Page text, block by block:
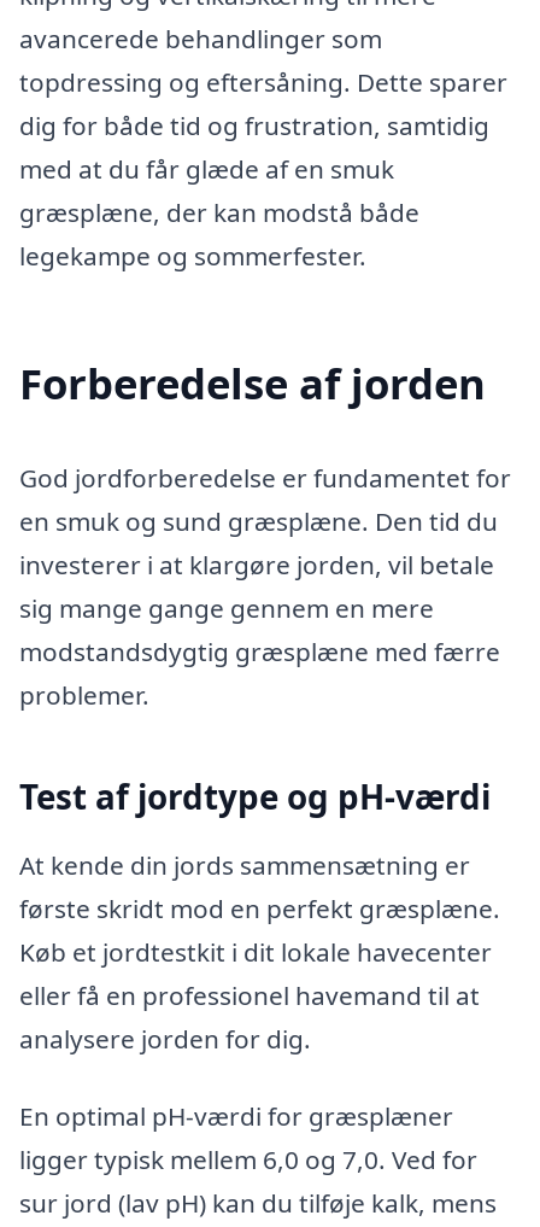
avancerede behandlinger som
topdressing og eftersåning. Dette sparer
dig for både tid og frustration, samtidig
med at du får glæde af en smuk
græsplæne, der kan modstå både
legekampe og sommerfester.
Forberedelse af jorden
God jordforberedelse er fundamentet for
en smuk og sund græsplæne. Den tid du
investerer i at klargøre jorden, vil betale
sig mange gange gennem en mere
modstandsdygtig græsplæne med færre
problemer.
Test af jordtype og pH-værdi
At kende din jords sammensætning er
første skridt mod en perfekt græsplæne.
Køb et jordtestkit i dit lokale havecenter
eller få en professionel havemand til at
analysere jorden for dig.
En optimal pH-værdi for græsplæner
ligger typisk mellem 6,0 og 7,0. Ved for
sur jord (lav pH) kan du tilføje kalk, mens